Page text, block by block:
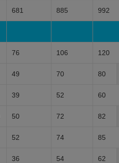
681 885 992
76 106 120
49 70 80
39 52 60
50 72 82
52 74 85
36 54 62